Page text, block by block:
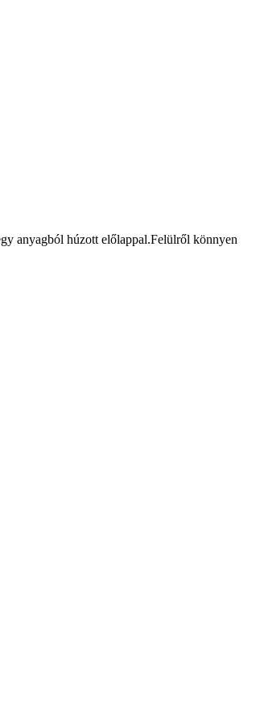
anyagból húzott előlappal.Felülről könnyen